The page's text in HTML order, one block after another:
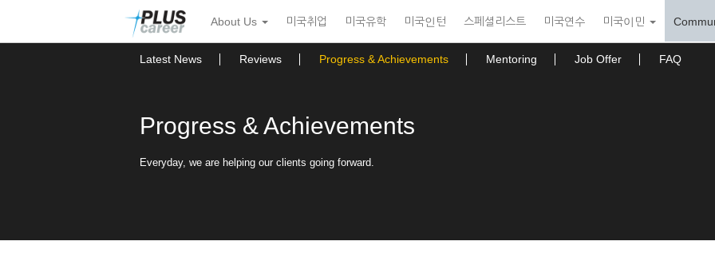
뉴
토
About Us 미국취업 미국유학 미국인턴 스페셜리스트 미국연수 미국이민
Latest News Reviews Progress & Achievements Mentoring Job Offer FAQ
Progress & Achievements
Everyday, we are helping our clients going forward.